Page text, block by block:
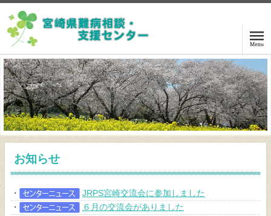
ホーム
ご相談の方は
講演・交流会案内
関係機関リンク
お知らせ
・
JRPS宮崎交流会に参加しました
・
６月の交流会がありました